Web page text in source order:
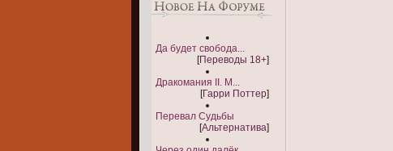
Да будет свобода...
[Переводы 18+]
Дракомания II. М...
[Гарри Поттер]
Перевал Судьбы
[Альтернатива]